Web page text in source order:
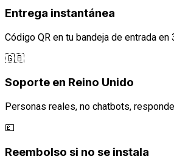
Entrega instantánea
Código QR en tu bandeja de entrada en
🇬🇧
Soporte en Reino Unido
Personas reales, no chatbots,
💷
Reembolso si no se instala